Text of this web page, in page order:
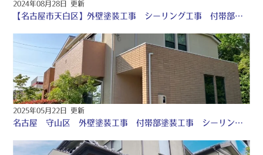
2024年08月28日 更新
【名古屋市天白区】外壁塗装工事 シーリング工事 付帯部塗装工事 防水工事 ♤
2025年05月22日 更新
名古屋 守山区 外壁塗装工事 付帯部塗装工事 シーリング工事 防水工事 カバー工法♤